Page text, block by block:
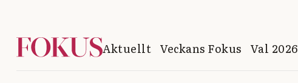
Aktuellt Veckans Fokus Val 2026